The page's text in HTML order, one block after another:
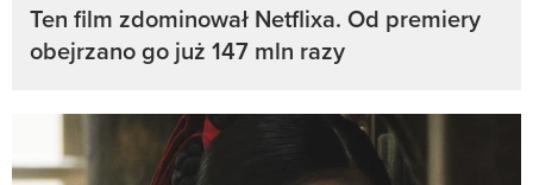
Ten film zdominował Netflixa. Od premiery
obejrzano go już 147 mln razy